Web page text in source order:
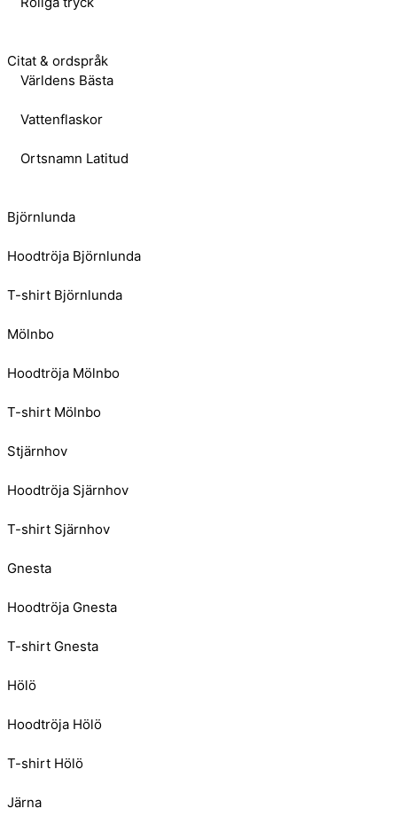
Citat & ordspråk
Världens Bästa
Vattenflaskor
Ortsnamn Latitud
Björnlunda
Hoodtröja Björnlunda
T-shirt Björnlunda
Mölnbo
Hoodtröja Mölnbo
T-shirt Mölnbo
Stjärnhov
Hoodtröja Sjärnhov
T-shirt Sjärnhov
Gnesta
Hoodtröja Gnesta
T-shirt Gnesta
Hölö
Hoodtröja Hölö
T-shirt Hölö
Järna